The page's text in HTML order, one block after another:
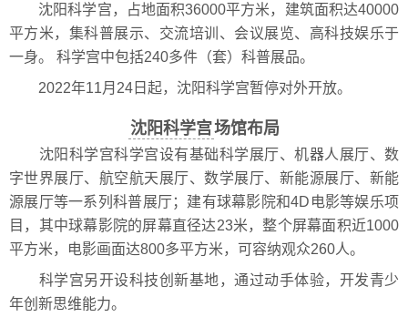
沈阳科学宫，占地面积36000平方米，建筑面积达40000
平方米，集科普展示、交流培训、会议展览、高科技娱乐于
一身。 科学宫中包括240多件（套）科普展品。
2022年11月24日起，沈阳科学宫暂停对外开放。
沈阳科学宫场馆布局
沈阳科学宫科学宫设有基础科学展厅、机器人展厅、数
字世界展厅、航空航天展厅、数学展厅、新能源展厅、新能
源展厅等一系列科普展厅；建有球幕影院和4D电影等娱乐项
目，其中球幕影院的屏幕直径达23米，整个屏幕面积近1000
平方米，电影画面达800多平方米，可容纳观众260人。
科学宫另开设科技创新基地，通过动手体验，开发青少
年创新思维能力。